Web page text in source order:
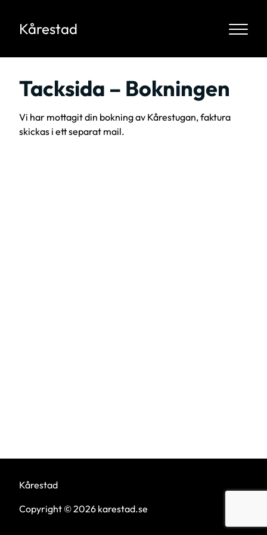
Kårestad
Tacksida – Bokningen
Vi har mottagit din bokning av Kårestugan, faktura
skickas i ett separat mail.
Kårestad
Copyright © 2026 karestad.se